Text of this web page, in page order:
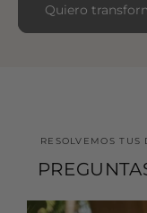
Quiero
RESOLVEMOS